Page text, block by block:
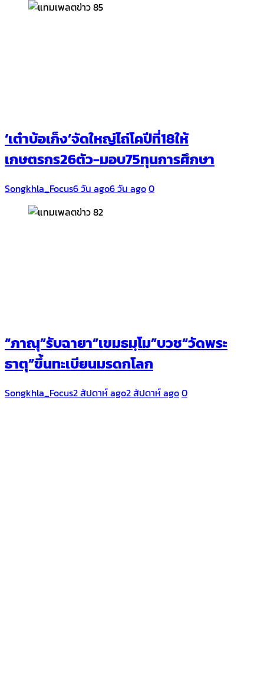
‘เต๋าบ้อเก็ง’จัดใหญ่ไถ่โคปีที่18ให้
เกษตรกร26ตัว-มอบ75ทุนการศึกษา
Songkhla_Focus6 วัน ago6 วัน ago0
“ภาณุ”รับฉายา​”เขมธมฺโม”บวช“วัดพระ
ธาตุ”ขึ้นทะเบียนมรดกโลก
Songkhla_Focus2 สัปดาห์ ago2 สัปดาห์ ago0